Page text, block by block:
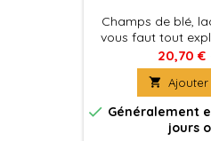
Champs de blé,
vous faut tout
les meilleures
son
20,70 €

 Généralement
jours